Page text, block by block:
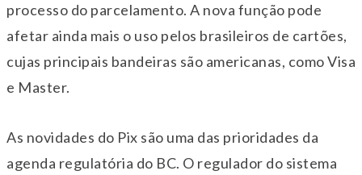
processo do parcelamento. A nova função pode
afetar ainda mais o uso pelos brasileiros de cartões,
cujas principais bandeiras são americanas, como Visa
e Master.
As novidades do Pix são uma das prioridades da
agenda regulatória do BC. O regulador do sistema